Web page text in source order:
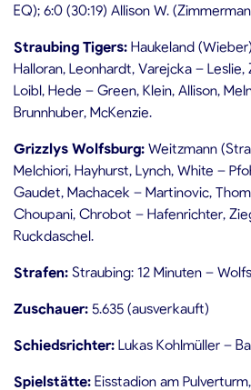
EQ); 6:0 (30:19) Allison W.
Straubing Tigers: Haukeland
Halloran, Leonhardt, Varejcka – Leslie,
Loibl, Hede – Green, Klein, Allison,
Brunnhuber, McKenzie.
Grizzlys Wolfsburg: Weitzmann
Melchiori, Hayhurst, Lynch, White –
Gaudet, Machacek – Martinovic,
Choupani, Chrobot – Hafenrichter,
Ruckdaschel.
Strafen: Straubing: 12 Minuten –
Zuschauer: 5.635 (ausverkauft)
Schiedsrichter: Lukas Kohlmüller –
Spielstätte: Eisstadion am